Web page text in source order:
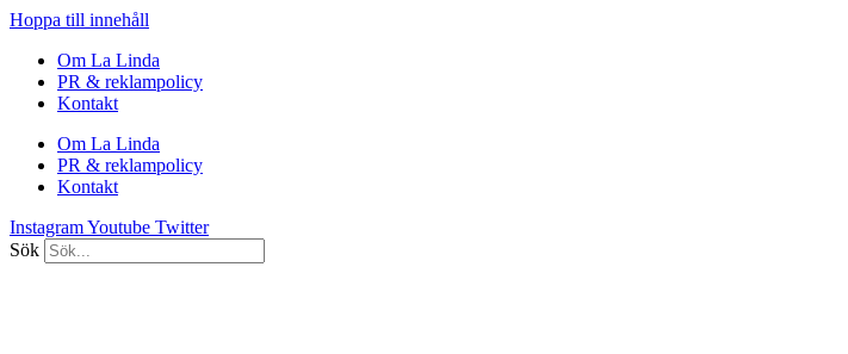
Hoppa till innehåll
Om La Linda
PR & reklampolicy
Kontakt
Om La Linda
PR & reklampolicy
Kontakt
InstagramYoutube Twitter
Sök